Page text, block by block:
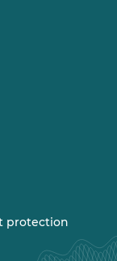
protection